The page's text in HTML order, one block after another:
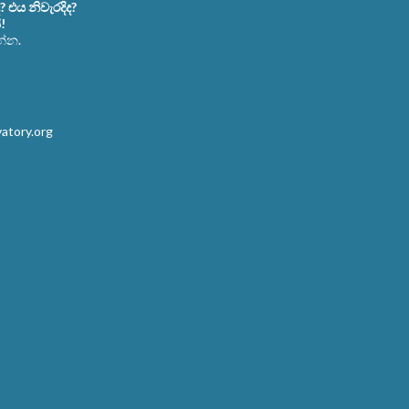
නිවැරදිද?